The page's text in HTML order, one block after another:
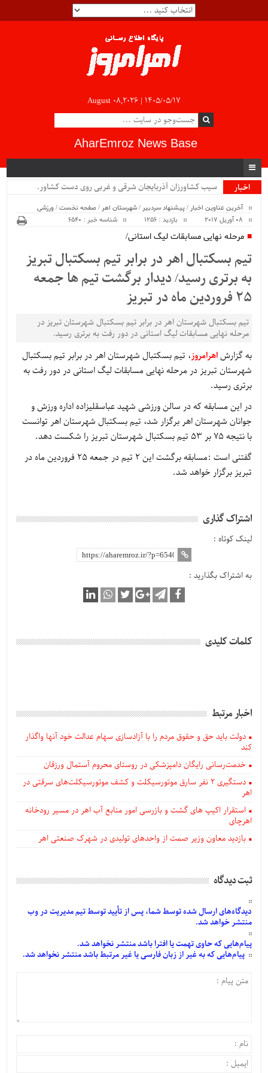
August 08,2026 | ۱۴۰۵/۰۵/۱۷
AharEmroz News Base
اخبار
سیب کشاورزان آذربایجان شرقی و غربی روی دست کشاورزا.
آخرین عناوین اخبار /پیشنهاد سردبیر /شهرستان اهر /صفحه نخست/ ورزشی
بازدید : 1256 شناسه خبر : 6540
مرحله نهایی مسابقات لیگ استانی/
تیم بسکتبال اهر در برابر تیم بسکتبال تبریز
به برتری رسید/ دیدار برگشت تیم ها جمعه
25 فروردین ماه در تبریز
تیم بسکتبال شهرستان اهر در برابر تیم بسکتبال شهرستان تبریز در
مرحله نهایی مسابقات لیگ استانی در دور رفت به برتری رسید.
به گزارشاهرامروز، تیم بسکتبال شهرستان اهر در برابر تیم بسکتبال
شهرستان تبریز در مرحله نهایی مسابقات لیگ استانی در دور رفت به
برتری رسید.
در این مسابقه که در سالن ورزشی شهید عباسقلیزاده اداره ورزش و
جوانان شهرستان اهر برگزار شد، تیم بسکتبال شهرستان اهر توانست
با نتیجه 75 بر 53 تیم بسکتبال شهرستان تبریز را شکست دهد.
گفتنی است :مسابقه برگشت این 2 تیم در جمعه 25 فروردین ماه در
تبریز برگزار خواهد شد.
اشتراک گذاری
لینک کوتاه :
به اشتراک بگذارید :
کلمات کلیدی
اخبار مرتبط
دولت باید حق و حقوق مردم را با آزادسازی سهام عدالت خود آنها واگذار
کند
خدمت‌رسانی رایگان دامپزشکی در روستای محروم آستمال ورزقان
دستگيری ۲ نفر سارق موتورسیکلت و کشف موتورسیکلت‌های سرقتی در
اهر
استقرار اکیپ های گشت و بازرسی امور منابع آب اهر در مسیر رودخانه
اهرچای
بازدید معاون وزیر صمت از واحدهای تولیدی در شهرک صنعتی اهر
ثبت دیدگاه
دیدگاه‌هایارسالشدهتوسط شما، پس ازتأییدتوسط تیم مدیریت در وب
منتشر خواهد شد.
پیام‌هاییکه حاوی تهمت یا افترا باشد منتشر نخواهد شد.
پیام‌هاییکه به غیر از زبان فارسی یا غیر مرتبط باشد منتشر نخواهد شد.